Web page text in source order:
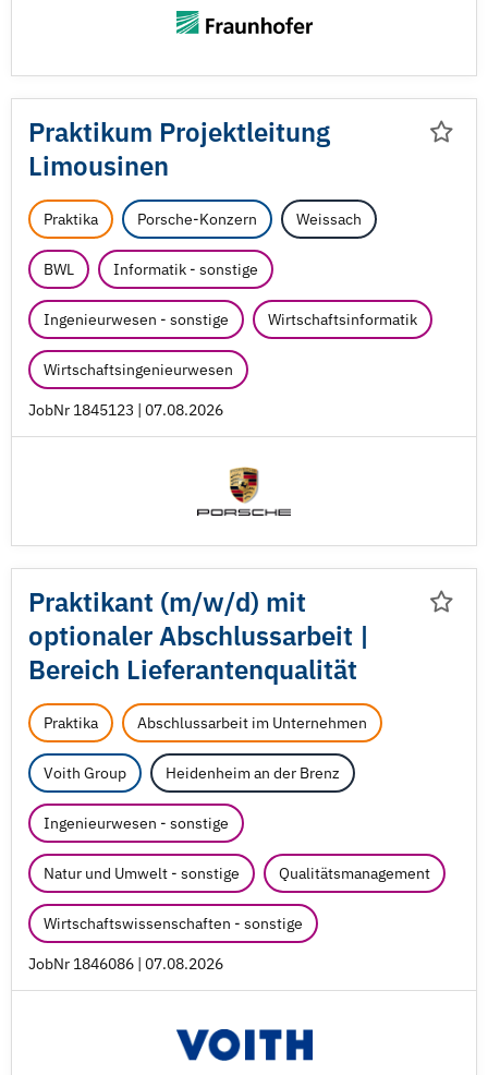
Praktikum Projektleitung
Limousinen
Praktika Porsche-Konzern Weissach
BWL Informatik - sonstige
Ingenieurwesen - sonstige Wirtschaftsinformatik
Wirtschaftsingenieurwesen
JobNr 1845123 | 07.08.2026
Praktikant (m/w/d) mit
optionaler Abschlussarbeit |
Bereich Lieferantenqualität
Praktika Abschlussarbeit im Unternehmen
Voith Group Heidenheim an der Brenz
Ingenieurwesen - sonstige
Natur und Umwelt - sonstige Qualitätsmanagement
Wirtschaftswissenschaften - sonstige
JobNr 1846086 | 07.08.2026